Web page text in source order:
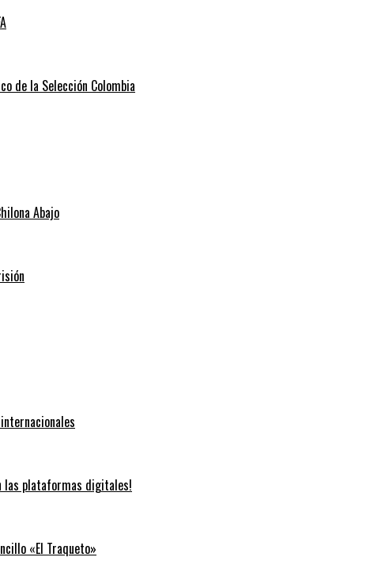
de la Selección Colombia
Abajo
las plataformas digitales!
«El Traqueto»